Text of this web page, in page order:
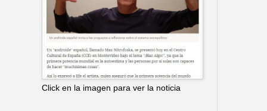
Click en la imagen para ver la noticia